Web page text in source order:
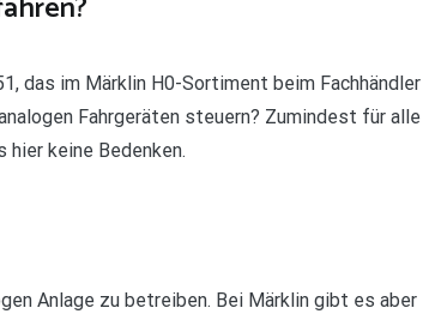
das im Märklin H0-Sortiment beim Fachhändler
Fahrgeräten steuern? Zumindest für alle
keine Bedenken.
Anlage zu betreiben. Bei Märklin gibt es aber